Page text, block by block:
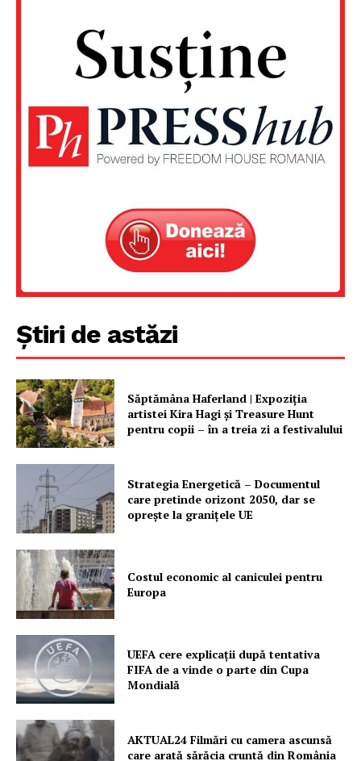
Știri de astăzi
Săptămâna Haferland | Expoziţia
artistei Kira Hagi şi Treasure Hunt
pentru copii – în a treia zi a festivalului
Strategia Energetică – Documentul
care pretinde orizont 2050, dar se
oprește la granițele UE
Costul economic al caniculei pentru
Europa
UEFA cere explicații după tentativa
FIFA de a vinde o parte din Cupa
Mondială
AKTUAL24 Filmări cu camera ascunsă
care arată sărăcia cruntă din România